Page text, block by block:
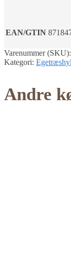
EAN/GTIN
Varenummer (SKU):
Kategori:
Andre